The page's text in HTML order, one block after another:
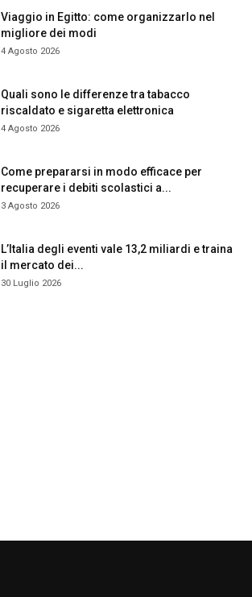
Viaggio in Egitto: come organizzarlo nel
migliore dei modi
4 Agosto 2026
Quali sono le differenze tra tabacco
riscaldato e sigaretta elettronica
4 Agosto 2026
Come prepararsi in modo efficace per
recuperare i debiti scolastici a...
3 Agosto 2026
L’Italia degli eventi vale 13,2 miliardi e traina
il mercato dei...
30 Luglio 2026